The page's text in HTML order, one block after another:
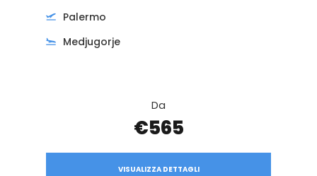
Palermo
Medjugorje
Da
€565
VISUALIZZA DETTAGLI